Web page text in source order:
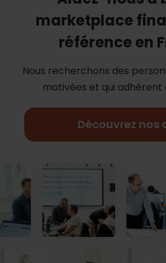
marketplace
référence en
Nous recherchons des
motivées et qui adhèrent
Découvrez nos